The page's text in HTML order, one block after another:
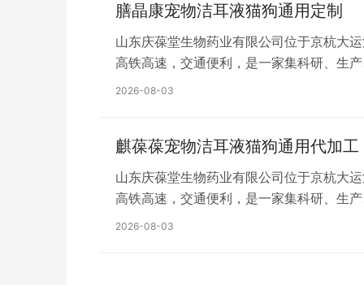
膳晶康宠物洁耳液猫狗通用定制
山东庆葆堂生物药业有限公司位于京杭大
高铁高速，交通便利，是一家集科研、
平方米，建设高标准净化生产车间、省级
2026-08-03
麒葆葆宠物洁耳液猫狗通用代加工
山东庆葆堂生物药业有限公司位于京杭大
高铁高速，交通便利，是一家集科研、
平方米，建设高标准净化生产车间、省级
2026-08-03